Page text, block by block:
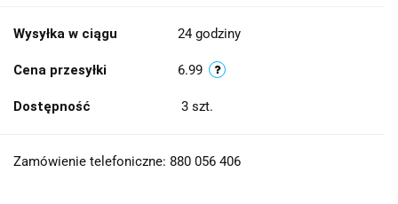
Wysyłka w ciągu 24 godziny
Cena przesyłki 6.99
Dostępność 3 szt.
Zamówienie telefoniczne: 880 056 406